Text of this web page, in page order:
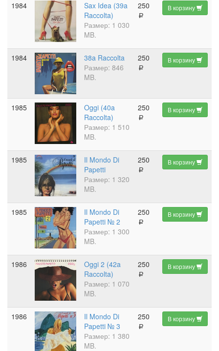
1984
Sax Idea (39a
Raccolta)
Размер: 1 030
MB.
250
a
В корзину
1984
38a Raccolta
Размер: 846
MB.
250
a
В корзину
1985
Oggi (40a
Raccolta)
Размер: 1 510
MB.
250
a
В корзину
1985
Il Mondo Di
Papetti
Размер: 1 320
MB.
250
a
В корзину
1985
Il Mondo Di
Papetti № 2
Размер: 1 300
MB.
250
a
В корзину
1986
Oggi 2 (42a
Raccolta)
Размер: 1 070
MB.
250
a
В корзину
1986
Il Mondo Di
Papetti № 3
Размер: 1 380
MB.
250
a
В корзину